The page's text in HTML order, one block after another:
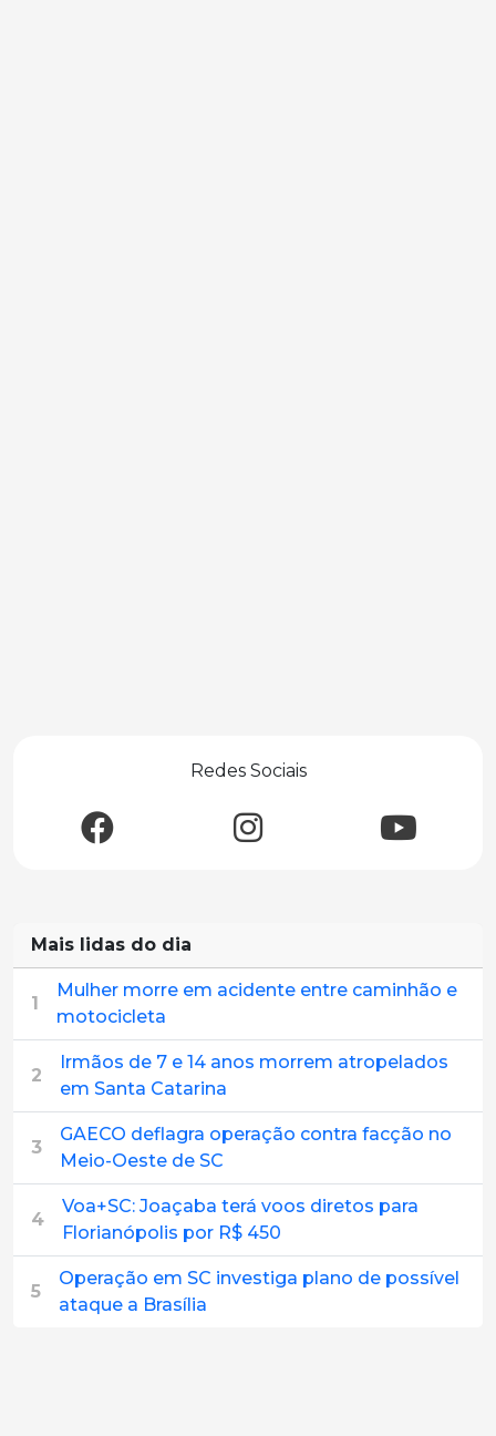
Redes Sociais
Mais lidas do dia
1
Mulher morre em acidente entre caminhão e
motocicleta
2
Irmãos de 7 e 14 anos morrem atropelados
em Santa Catarina
3
GAECO deflagra operação contra facção no
Meio-Oeste de SC
4
Voa+SC: Joaçaba terá voos diretos para
Florianópolis por R$ 450
5
Operação em SC investiga plano de possível
ataque a Brasília